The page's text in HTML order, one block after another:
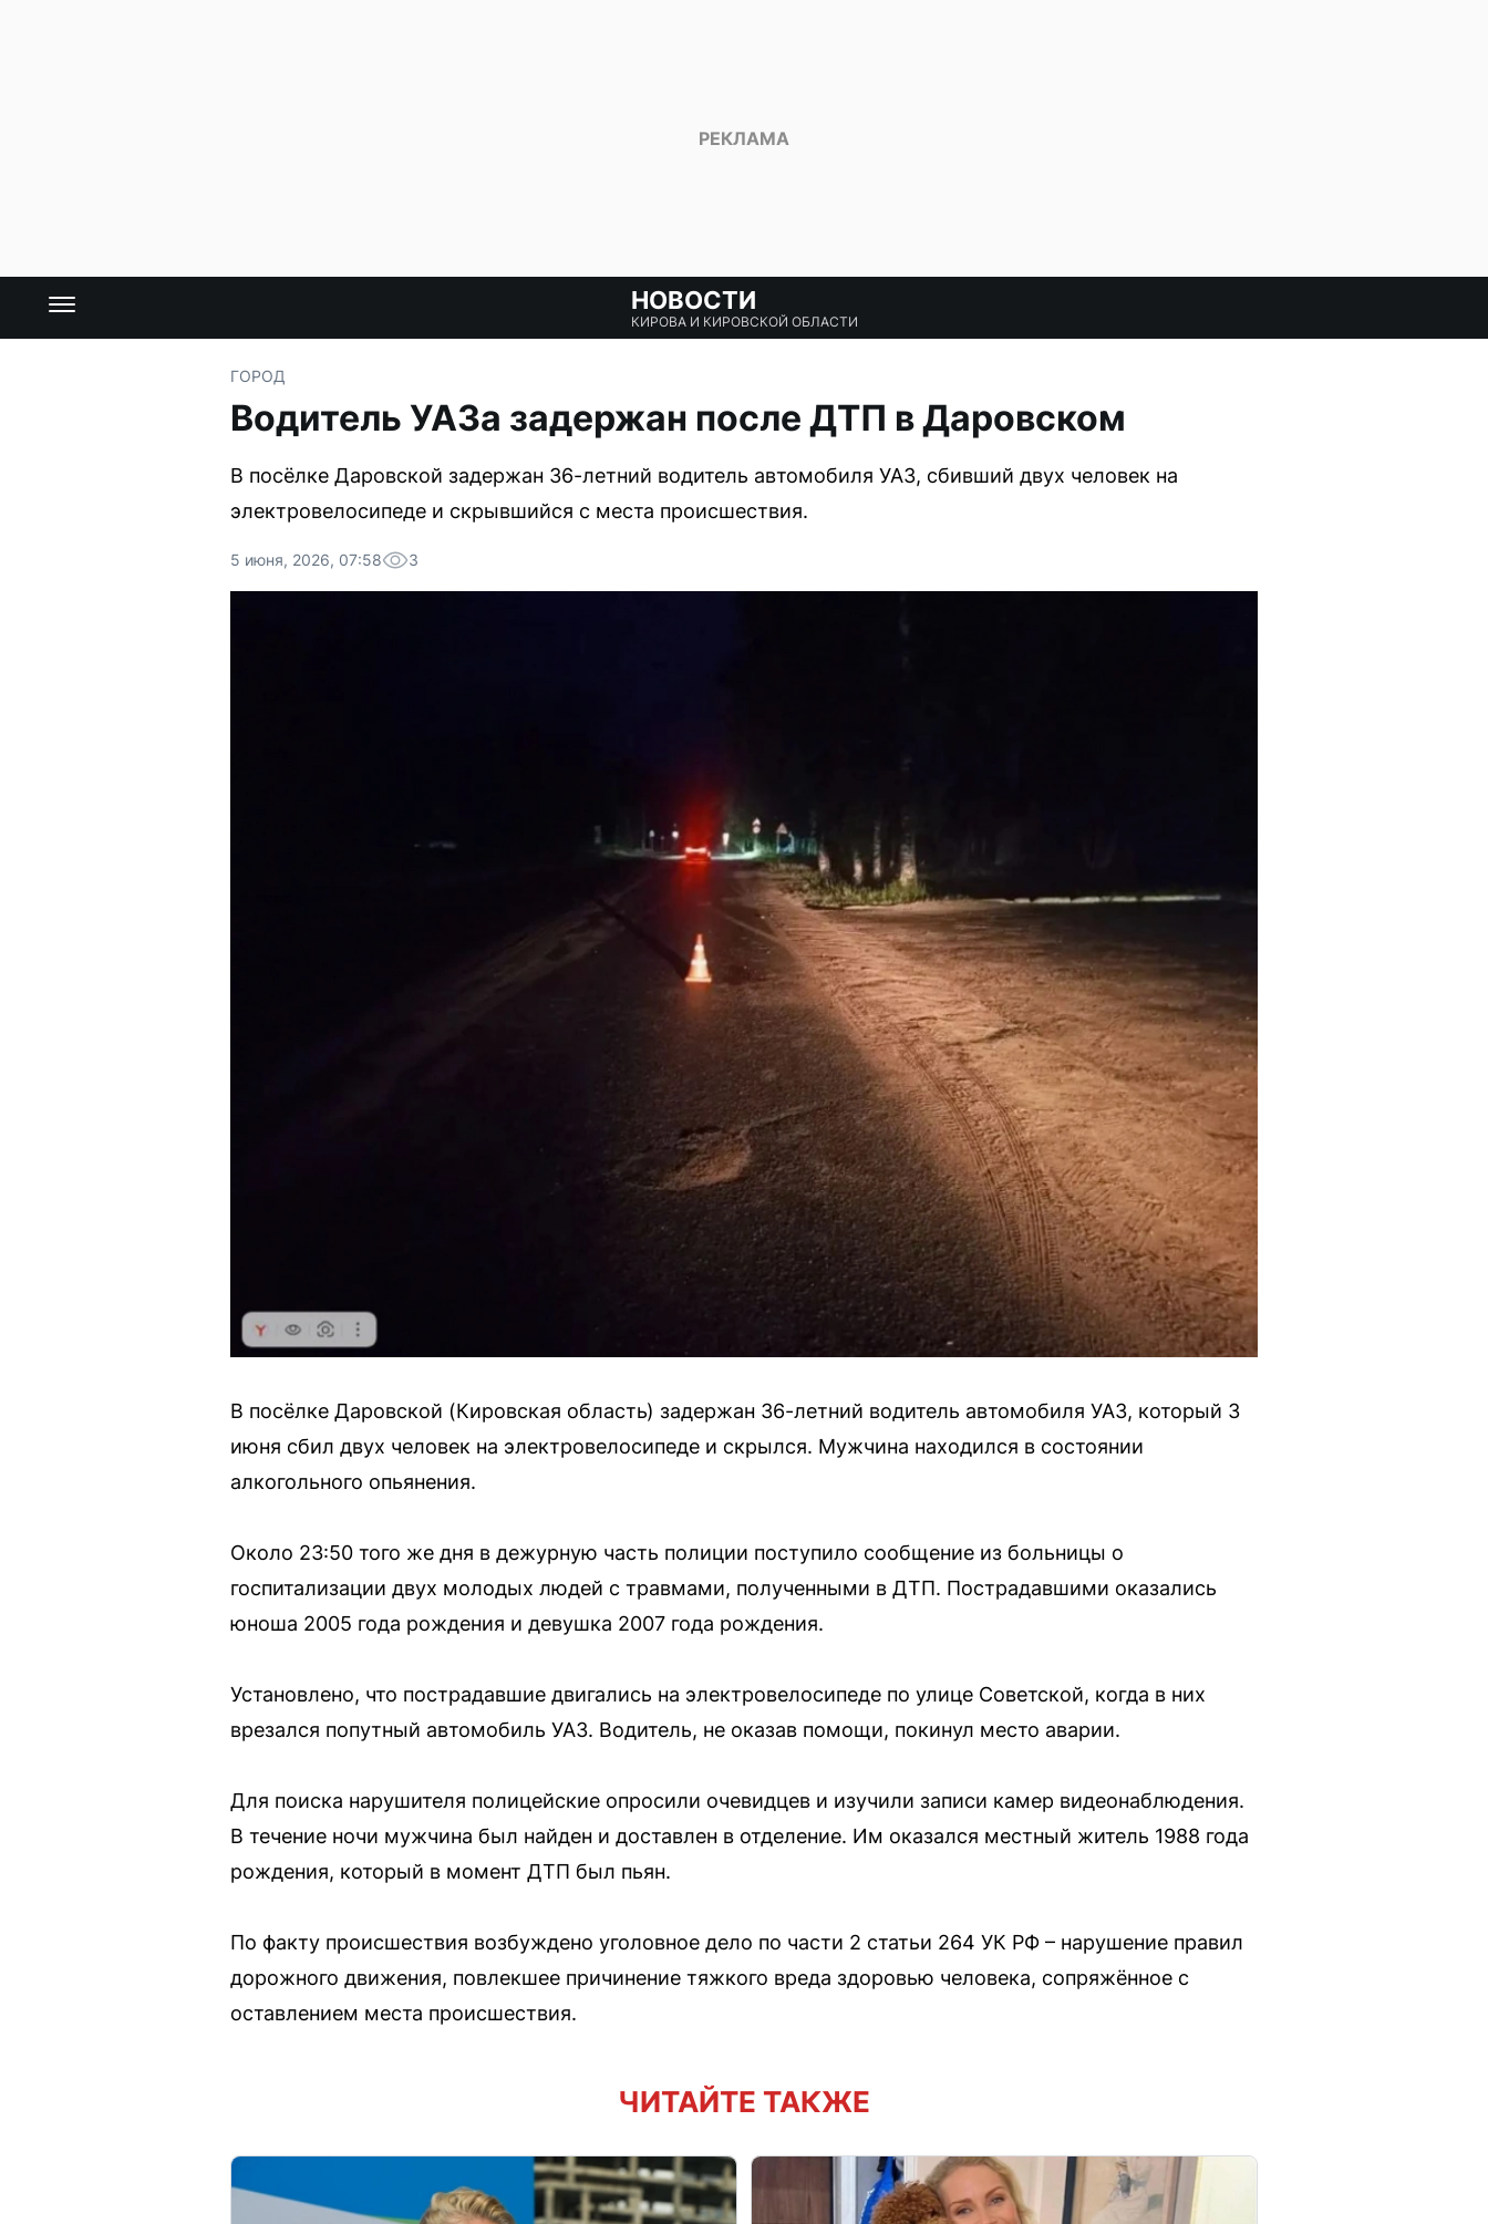
НОВОСТИ
КИРОВА И КИРОВСКОЙ ОБЛАСТИ
ГОРОД
Водитель УАЗа задержан после ДТП в Даровском
В посёлке Даровской задержан 36-летний водитель автомобиля УАЗ, сбивший двух человек на
электровелосипеде и скрывшийся с места происшествия.
5 июня, 2026, 07:58 3
В посёлке Даровской (Кировская область) задержан 36-летний водитель автомобиля УАЗ, который 3
июня сбил двух человек на электровелосипеде и скрылся. Мужчина находился в состоянии
алкогольного опьянения.
Около 23:50 того же дня в дежурную часть полиции поступило сообщение из больницы о
госпитализации двух молодых людей с травмами, полученными в ДТП. Пострадавшими оказались
юноша 2005 года рождения и девушка 2007 года рождения.
Установлено, что пострадавшие двигались на электровелосипеде по улице Советской, когда в них
врезался попутный автомобиль УАЗ. Водитель, не оказав помощи, покинул место аварии.
Для поиска нарушителя полицейские опросили очевидцев и изучили записи камер видеонаблюдения.
В течение ночи мужчина был найден и доставлен в отделение. Им оказался местный житель 1988 года
рождения, который в момент ДТП был пьян.
По факту происшествия возбуждено уголовное дело по части 2 статьи 264 УК РФ – нарушение правил
дорожного движения, повлекшее причинение тяжкого вреда здоровью человека, сопряжённое с
оставлением места происшествия.
ЧИТАЙТЕ ТАКЖЕ